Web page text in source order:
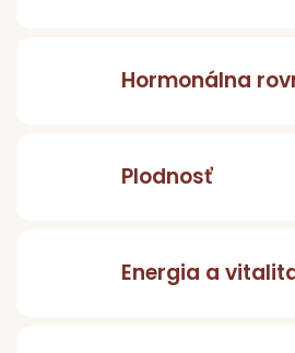
Hormonálna
Plodnosť
Energia a